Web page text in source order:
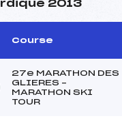
2013
Course
27e MARATHON DES
GLIERES –
MARATHON SKI
TOUR